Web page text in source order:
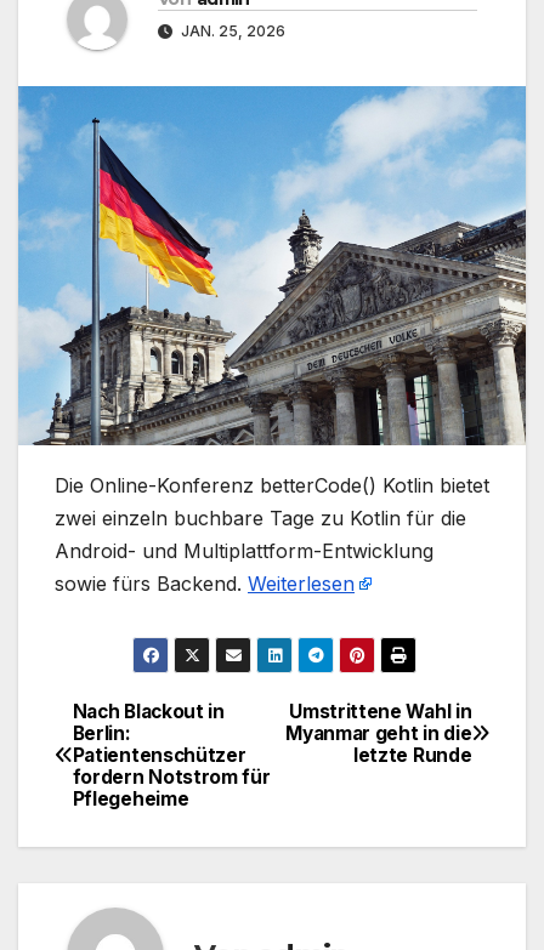
JAN. 25, 2026
​Die Online-Konferenz betterCode() Kotlin bietet
zwei einzeln buchbare Tage zu Kotlin für die
Android- und Multiplattform-Entwicklung
sowie fürs Backend. Weiterlesen
Beitragsnavigation
Umstrittene Wahl in
Myanmar geht in die
letzte Runde
Nach Blackout in
Berlin:
Patientenschützer
fordern Notstrom für
Pflegeheime